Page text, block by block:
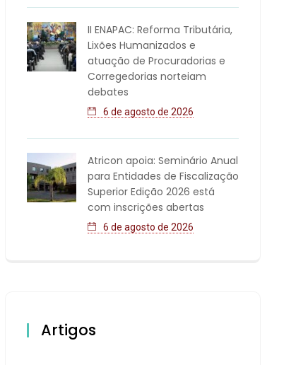
II ENAPAC: Reforma Tributária,
Lixões Humanizados e
atuação de Procuradorias e
Corregedorias norteiam
debates
6 de agosto de 2026
Atricon apoia: Seminário Anual
para Entidades de Fiscalização
Superior Edição 2026 está
com inscrições abertas
6 de agosto de 2026
Artigos